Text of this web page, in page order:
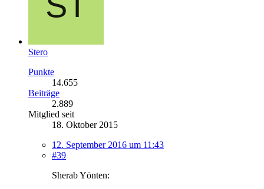
Stero
Punkte
14.655
Beiträge
2.889
Mitglied seit
18. Oktober 2015
12. September 2016 um 11:43
#39
Sherab Yönten: